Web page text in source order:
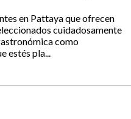
en Pattaya que ofrecen
cuidadosamente
como
estés pla...